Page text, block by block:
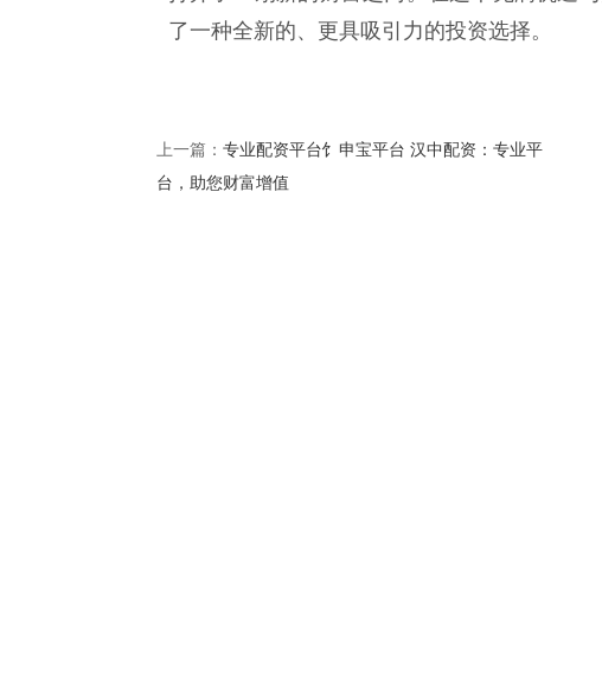
了一种全新的、更具吸引力的投资选择。
上一篇： 专业配资平台饣申宝平台 汉中配资：专业平
台，助您财富增值